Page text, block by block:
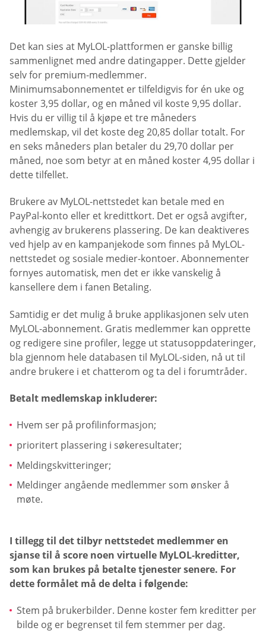
Det kan sies at MyLOL-plattformen er ganske billig
sammenlignet med andre datingapper. Dette gjelder
selv for premium-medlemmer.
Minimumsabonnementet er tilfeldigvis for én uke og
koster 3,95 dollar, og en måned vil koste 9,95 dollar.
Hvis du er villig til å kjøpe et tre måneders
medlemskap, vil det koste deg 20,85 dollar totalt. For
en seks måneders plan betaler du 29,70 dollar per
måned, noe som betyr at en måned koster 4,95 dollar i
dette tilfellet.
Brukere av MyLOL-nettstedet kan betale med en
PayPal-konto eller et kredittkort. Det er også avgifter,
avhengig av brukerens plassering. De kan deaktiveres
ved hjelp av en kampanjekode som finnes på MyLOL-
nettstedet og sosiale medier-kontoer. Abonnementer
fornyes automatisk, men det er ikke vanskelig å
kansellere dem i fanen Betaling.
Samtidig er det mulig å bruke applikasjonen selv uten
MyLOL-abonnement. Gratis medlemmer kan opprette
og redigere sine profiler, legge ut statusoppdateringer,
bla gjennom hele databasen til MyLOL-siden, nå ut til
andre brukere i et chatterom og ta del i forumtråder.
Betalt medlemskap inkluderer:
Hvem ser på profilinformasjon;
prioritert plassering i søkeresultater;
Meldingskvitteringer;
Meldinger angående medlemmer som ønsker å
møte.
I tillegg til det tilbyr nettstedet medlemmer en
sjanse til å score noen virtuelle MyLOL-kreditter,
som kan brukes på betalte tjenester senere. For
dette formålet må de delta i følgende:
Stem på brukerbilder. Denne koster fem kreditter per
bilde og er begrenset til fem stemmer per dag.